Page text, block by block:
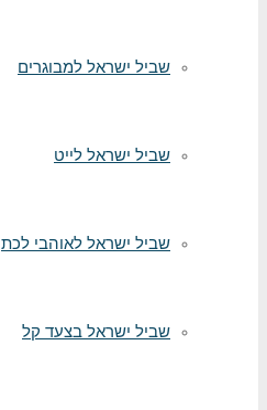
שביל ישראל למבוגרים
שביל ישראל לייט
שביל ישראל לאוהבי לכת
שביל ישראל בצעד קל